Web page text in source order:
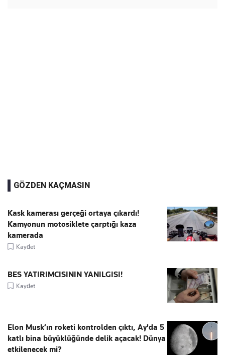
GÖZDEN KAÇMASIN
Kask kamerası gerçeği ortaya çıkardı!
Kamyonun motosiklete çarptığı kaza
kamerada
Kaydet
BES YATIRIMCISININ YANILGISI!
Kaydet
Elon Musk’ın roketi kontrolden çıktı, Ay'da 5
katlı bina büyüklüğünde delik açacak! Dünya
etkilenecek mi?